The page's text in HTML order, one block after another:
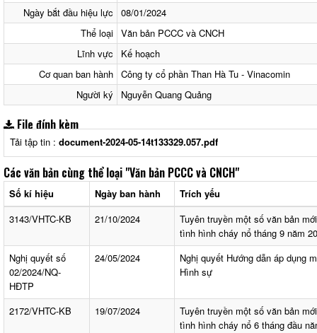
Ngày bắt đầu hiệu lực
08/01/2024
Thể loại Văn bản PCCC và CNCH
Lĩnh vực
Kế hoạch
Cơ quan ban hành Công ty cổ phần Than Hà Tu - Vinacomin
Người ký
Nguyễn Quang Quảng
File đính kèm
Tải tập tin : document-2024-05-14t133329.057.pdf
Các văn bản cùng thể loại "Văn bản PCCC và CNCH"
Số kí hiệu Ngày ban hành
Trích yếu
3143/VHTC-KB
21/10/2024
Tuyên truyền một số văn bản
tình hình cháy nổ tháng 9 năm
Nghị quyết số
02/2024/NQ-
HĐTP
24/05/2024
Nghị quyết Hướng dẫn áp dụng
Hình sự
2172/VHTC-KB 19/07/2024
Tuyên truyền một số văn bản
tình hình cháy nổ 6 tháng đầu